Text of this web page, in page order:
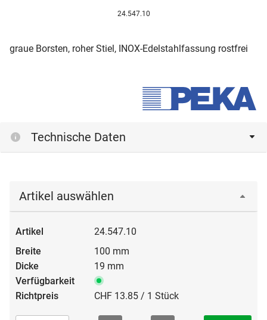
24.547.10
graue Borsten, roher Stiel, INOX-Edelstahlfassung rostfrei
Technische Daten
Artikel auswählen
24.547.10
100 mm
19 mm
CHF 13.85 / 1 Stück